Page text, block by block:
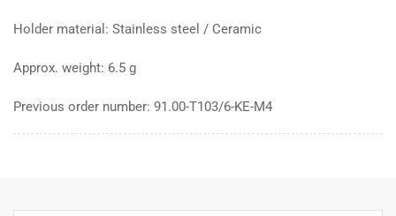
Holder material: Stainless steel / Ceramic
Approx. weight: 6.5 g
Previous order number: 91.00-T103/6-KE-M4